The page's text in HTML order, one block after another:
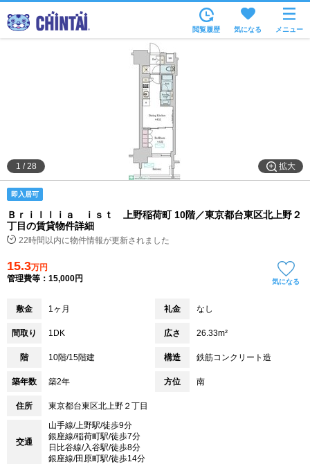
沿線・駅から
住所から
家賃相場から
通勤通学時間から
物件特集から
不動産会社から
閲覧履歴 気になる メニュー
拡大
1 /28
即入居可
Ｂｒｉｌｌｉａ ｉｓｔ 上野稲荷町 10階／東京都台東区北上野２
丁目の賃貸物件詳細
22時間以内に物件情報が更新されました
15.3万円
管理費等：15,000円
気になる
敷金 1ヶ月 礼金 なし
間取り 1DK 広さ 26.33m²
階 10階/15階建 構造 鉄筋コンクリート造
築年数 築2年 方位 南
住所 東京都台東区北上野２丁目
交通
山手線/上野駅/徒歩9分
銀座線/稲荷町駅/徒歩7分
日比谷線/入谷駅/徒歩8分
銀座線/田原町駅/徒歩14分